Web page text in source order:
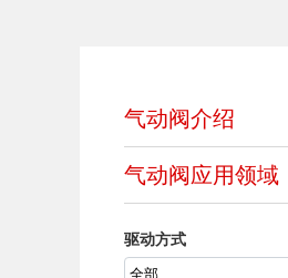
气动阀介绍
气动阀应用领域
驱动方式